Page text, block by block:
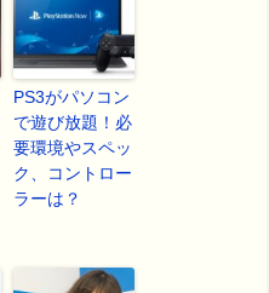
PS3がパソコン
で遊び放題！必
要環境やスペッ
ク、コントロー
ラーは？